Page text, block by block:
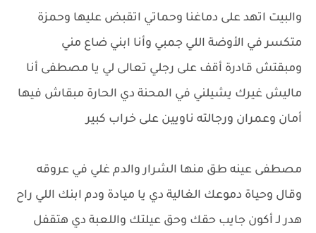
والبيت اتهد على دماغنا وحماتي اتقبض عليها وحمزة
متكسر في الأوضة اللي جمبي وأنا ابني ضاع مني
ومبقتش قادرة أقف على رجلي تعالى لي يا مصطفى أنا
ماليش غيرك يشيلني في المحنة دي الحارة مبقاش فيها
أمان وعمران ورجالته ناويين على خراب كبير
مصطفى عينه طق منها الشرار والدم غلي في عروقه
وقال وحياة دموعك الغالية دي يا ميادة ودم ابنك اللي راح
هدر لـ أكون جايب حقك وحق عيلتك واللعبة دي هتقفل